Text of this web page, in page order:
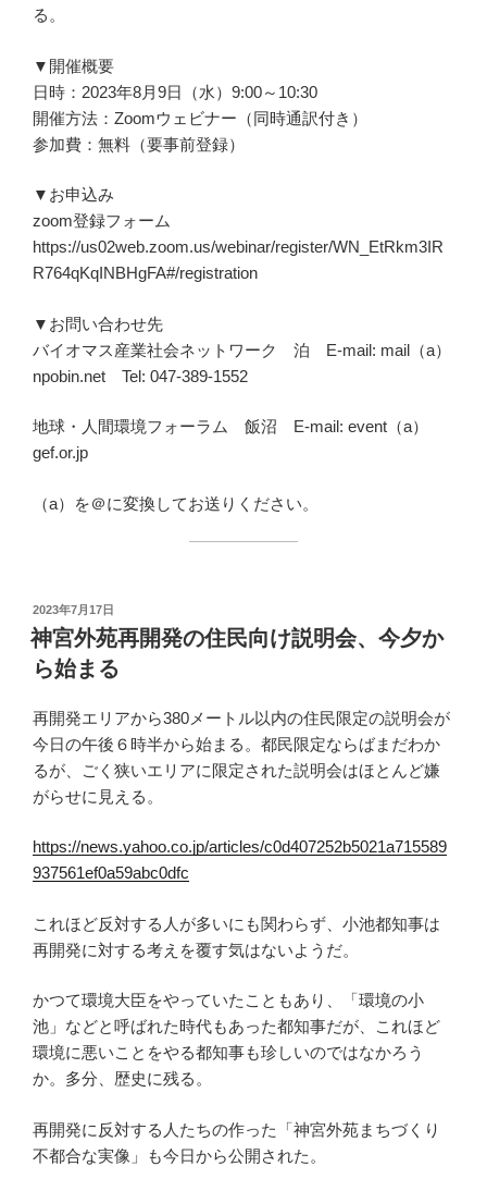
る。
▼開催概要
日時：2023年8月9日（水）9:00～10:30
開催方法：Zoomウェビナー（同時通訳付き）
参加費：無料（要事前登録）
▼お申込み
zoom登録フォーム
https://us02web.zoom.us/webinar/register/WN_EtRkm3IR
R764qKqINBHgFA#/registration
▼お問い合わせ先
バイオマス産業社会ネットワーク 泊 E-mail: mail（a）
npobin.net Tel: 047-389-1552
地球・人間環境フォーラム 飯沼 E-mail: event（a）
gef.or.jp
（a）を＠に変換してお送りください。
投
稿
日:
2023年7月17日
神宮外苑再開発の住民向け説明会、今夕か
ら始まる
再開発エリアから380メートル以内の住民限定の説明会が
今日の午後６時半から始まる。都民限定ならばまだわか
るが、ごく狭いエリアに限定された説明会はほとんど嫌
がらせに見える。
https://news.yahoo.co.jp/articles/c0d407252b5021a715589
937561ef0a59abc0dfc
これほど反対する人が多いにも関わらず、小池都知事は
再開発に対する考えを覆す気はないようだ。
かつて環境大臣をやっていたこともあり、「環境の小
池」などと呼ばれた時代もあった都知事だが、これほど
環境に悪いことをやる都知事も珍しいのではなかろう
か。多分、歴史に残る。
再開発に反対する人たちの作った「神宮外苑まちづくり
不都合な実像」も今日から公開された。